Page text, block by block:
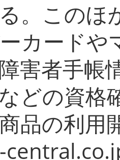
。このほ
カードや
害者手帳
どの資格
品の利用